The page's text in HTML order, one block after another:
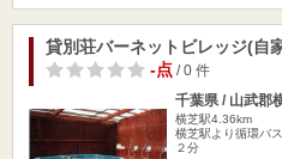
貸別荘バーネットビレッジ(自
-点/ 0 件
千葉県 / 山武郡
横芝駅4.36km
横芝駅より循環バ
２分